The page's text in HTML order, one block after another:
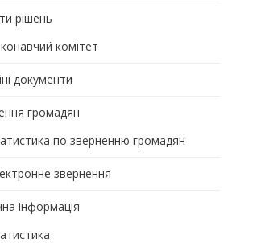
рішень
комітет
документи
громадян
по зверненню громадян
звернення
інформація